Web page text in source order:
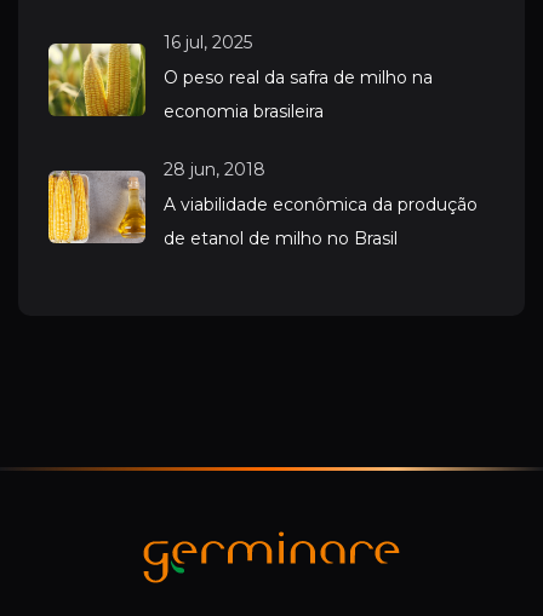
16 jul, 2025
O peso real da safra de milho na
economia brasileira
28 jun, 2018
A viabilidade econômica da produção
de etanol de milho no Brasil